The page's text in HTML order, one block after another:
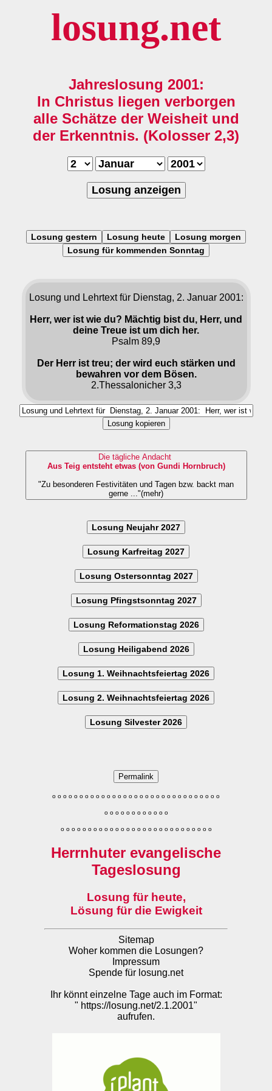
losung.net
Jahreslosung 2001:
In Christus liegen verborgen
alle Schätze der Weisheit und
der Erkenntnis. (Kolosser 2,3)
Losung anzeigen
Losung gestern Losung heute
Losung morgen
Losung für kommenden Sonntag
Losung und Lehrtext für Dienstag, 2. Januar 2001:
Herr, wer ist wie du? Mächtig bist du, Herr, und
deine Treue ist um dich her.
Psalm 89,9
Der Herr ist treu; der wird euch stärken und
bewahren vor dem Bösen.
2.Thessalonicher 3,3
Losung kopieren
Die tägliche Andacht
Aus Teig entsteht etwas (von Gundi Hornbruch)
"Zu besonderen Festivitäten und Tagen bzw. backt man
gerne ..."(mehr)
Losung Neujahr 2027
Losung Karfreitag 2027
Losung Ostersonntag 2027
Losung Pfingstsonntag 2027
Losung Reformationstag 2026
Losung Heiligabend 2026
Losung 1. Weihnachtsfeiertag 2026
Losung 2. Weihnachtsfeiertag 2026
Losung Silvester 2026
Permalink
o o o o o o o o o o o o o o o o o o o o o o o o o o o o o o o
o o o o o o o o o o o o
o o o o o o o o o o o o o o o o o o o o o o o o o o o o
Herrnhuter evangelische
Tageslosung
Losung für heute,
Lösung für die Ewigkeit
Sitemap
Woher kommen die Losungen?
Impressum
Spende für losung.net
Ihr könnt einzelne Tage auch im Format:
" https://losung.net/2.1.2001"
aufrufen.